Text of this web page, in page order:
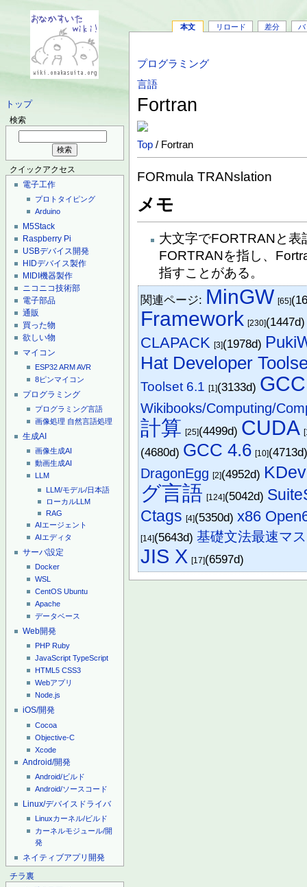
トップ
検索
クイックアクセス
電子工作
プロトタイピング
Arduino
M5Stack
Raspberry Pi
USBデバイス開発
HIDデバイス製作
MIDI機器製作
ニコニコ技術部
電子部品
通販
買った物
欲しい物
マイコン
ESP32ARMAVR
8ピンマイコン
プログラミング
プログラミング言語
画像処理 自然言語処理
生成AI
画像生成AI
動画生成AI
LLM
LLM/モデル/日本語
ローカルLLM
RAG
AIエージェント
AIエディタ
サーバ設定
Docker
WSL
CentOS Ubuntu
Apache
データベース
Web開発
PHP Ruby
JavaScript TypeScript
HTML5 CSS3
Webアプリ
Node.js
iOS/開発
Cocoa
Objective-C
Xcode
Android/開発
Android/ビルド
Android/ソースコード
Linux/デバイスドライバ
Linuxカーネル/ビルド
カーネルモジュール/開
発
ネイティブアプリ開発
チラ裏
本文 リロード 差分 バ
プログラミング
言語
Fortran
Top / Fortran
FORmula TRANslation
メモ
大文字でFORTRANと
FORTRANを指し、
指すことがある。
関連ページ: MinGW [65]
Framework [230]
CLAPACK [3](1978d)
Hat Developer
Toolset 6.1 [1](3133d) GCC
Wikibooks/Computing/
計算 [25](4499d) CUDA
(4680d) GCC 4.6 [10]
DragonEgg [2](4952d)
グ言語 [124](5042d)
Ctags [4](5350d)x86
[14](5643d)基礎文法最速マ
JIS X [17](6597d)